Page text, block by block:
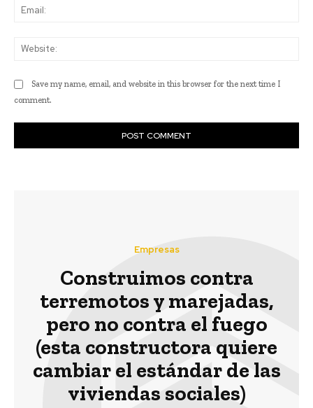
Save my name, email, and website in this browser for the next time I
comment.